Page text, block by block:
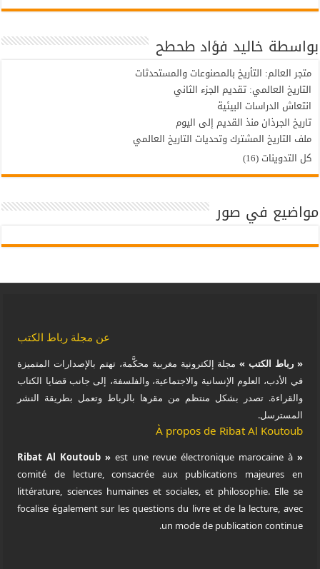
بواسطة خاليد فؤاد طحطح
متجر العالم: التأريخ بالمصنوعات والمستحدثات
التاريخ العالمي: تقديم الجزء الثاني
انتعاش الدراسات البيئية
تاريخ الجرذان منذ القديم إلى اليوم
ملف التاريخ المشترك وتحديات التاريخ العالمي
كل التدوينات (16)
مواضيع في صور
عن مجلة رباط الكتب
« رباط الكتب »مجلة إلكترونية مغربية محكَّمة، تهتم بالإصدارات المتميزة
في الأدب، العلوم الإنسانية والاجتماعية، والفلسفة، إلى جانب قضايا الكتاب
والقراءة. تصدر بشكل منتظم من مقرها بالرباط وتعمل بطريقة النشر
المسترسل.
À propos de Ribat Al Koutoub
« Ribat Al Koutoub »
est une revue électronique marocaine à
comité de lecture, consacrée aux publications majeures en
littérature, sciences humaines et sociales, et philosophie. Elle se
focalise également sur les questions du livre et de la lecture, avec
un mode de publication continue.